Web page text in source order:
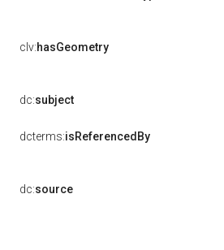
clv:hasGeometry
dc:subject
dcterms:isReferencedBy
dc:source